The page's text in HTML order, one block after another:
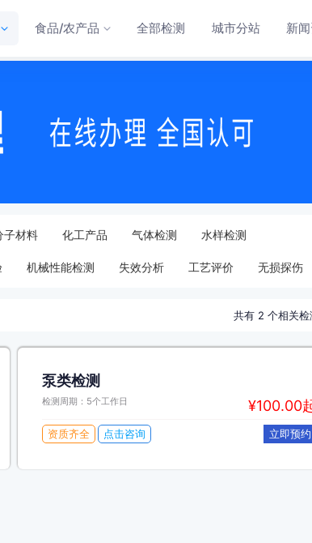
食品/农产品 全部检测 城市分站 新
子材料 化工产品 气体检测 水样检测
机械性能检测 失效分析 工艺评价 无损探伤
泵类检测
检测周期：5个工作日 ¥100.00
资质齐全 点击咨询 立即预约
共有 2 个相关检